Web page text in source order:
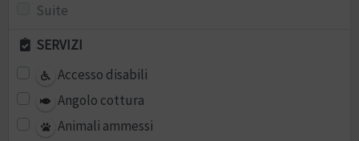
Suite
SERVIZI
Accesso disabili
Angolo cottura
Animali ammessi